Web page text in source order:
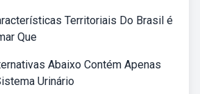
Territoriais Do Brasil é
Que
Abaixo Contém Apenas
Urinário